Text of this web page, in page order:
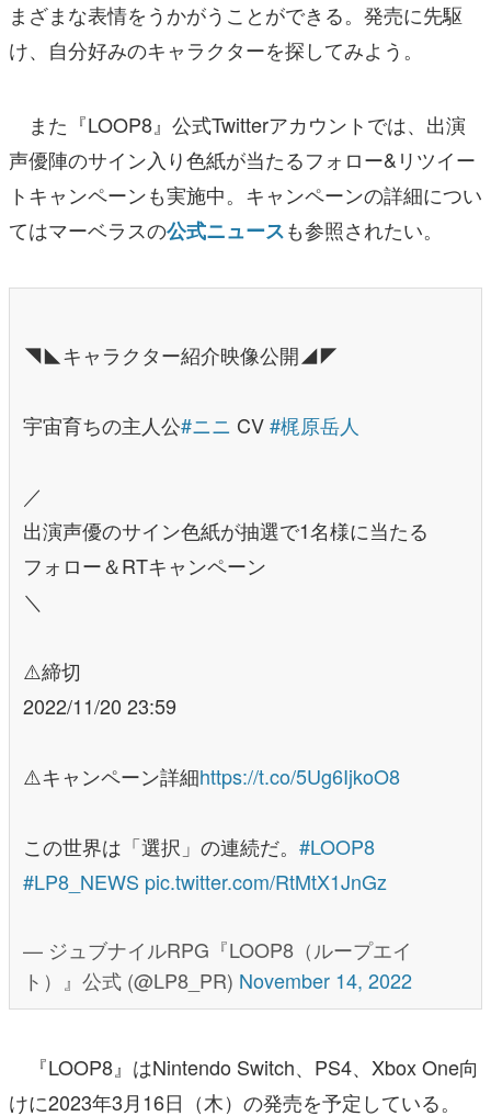
まざまな表情をうかがうことができる。発売に先駆
け、自分好みのキャラクターを探してみよう。
また『LOOP8』公式Twitterアカウントでは、出演
声優陣のサイン入り色紙が当たるフォロー&リツイー
トキャンペーンも実施中。キャンペーンの詳細につい
てはマーベラスの公式ニュースも参照されたい。
◥◣キャラクター紹介映像公開◢◤
宇宙育ちの主人公#ニニ CV#梶原岳人
／
出演声優のサイン色紙が抽選で1名様に当たる
フォロー＆RTキャンペーン
＼
⚠️締切
2022/11/20 23:59
⚠️キャンペーン詳細https://t.co/5Ug6IjkoO8
この世界は「選択」の連続だ。 #LOOP8
#LP8_NEWS pic.twitter.com/RtMtX1JnGz
— ジュブナイルRPG『LOOP8（ループエイ
ト）』公式 (@LP8_PR) November 14, 2022
『LOOP8』はNintendo Switch、PS4、Xbox One向
けに2023年3月16日（木）の発売を予定している。